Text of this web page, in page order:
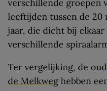
verschillende groepen
leeftijden tussen de
jaar, die dicht bij
verschillende
Ter vergelijking, de
de Melkweg hebben